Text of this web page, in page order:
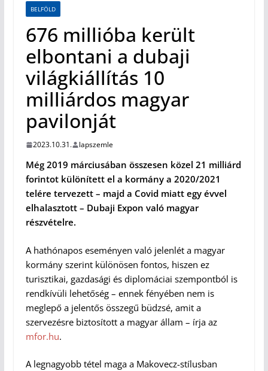
BELFÖLD
676 millióba került
elbontani a dubaji
világkiállítás 10
milliárdos magyar
pavilonját
2023.10.31. lapszemle
Még 2019 márciusában összesen közel 21 milliárd
forintot különített el a kormány a 2020/2021
telére tervezett – majd a Covid miatt egy évvel
elhalasztott – Dubaji Expon való magyar
részvételre.
A hathónapos eseményen való jelenlét a magyar
kormány szerint különösen fontos, hiszen ez
turisztikai, gazdasági és diplomáciai szempontból is
rendkívüli lehetőség – ennek fényében nem is
meglepő a jelentős összegű büdzsé, amit a
szervezésre biztosított a magyar állam – írja az
mfor.hu.
A legnagyobb tétel maga a Makovecz-stílusban